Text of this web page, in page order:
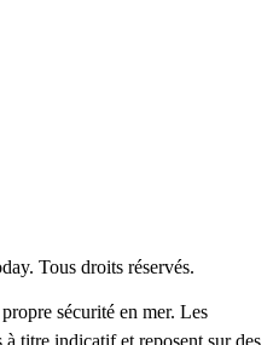
Tous droits réservés.
sécurité en mer. Les
titre indicatif et reposent sur des